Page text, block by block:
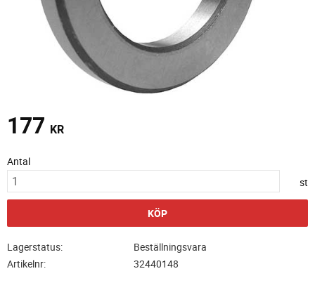
177 KR
Antal
st
KÖP
Lagerstatus
Beställningsvara
Artikelnr
32440148